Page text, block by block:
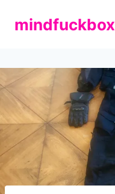
Inhaltmindfuckbox